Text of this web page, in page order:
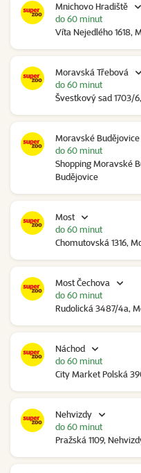
Mnichovo Hradiště
Víta Nejedlého 1618,
do 60 minut
Moravská Třebová
Švestkový sad 1703/
do 60 minut
Moravské Budějovice
Shopping Moravské
Budějovice
do 60 minut
Most
Chomutovská 1316,
do 60 minut
Most Čechova
Rudolická 3487/4a,
do 60 minut
Náchod
City Market Polská
do 60 minut
Nehvizdy
Pražská 1109,
do 60 minut